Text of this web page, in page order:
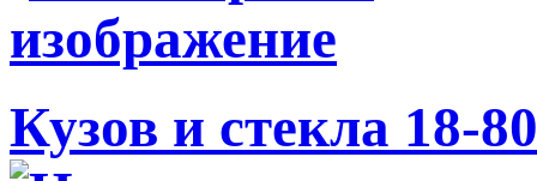
Кузов и стекла 18-80